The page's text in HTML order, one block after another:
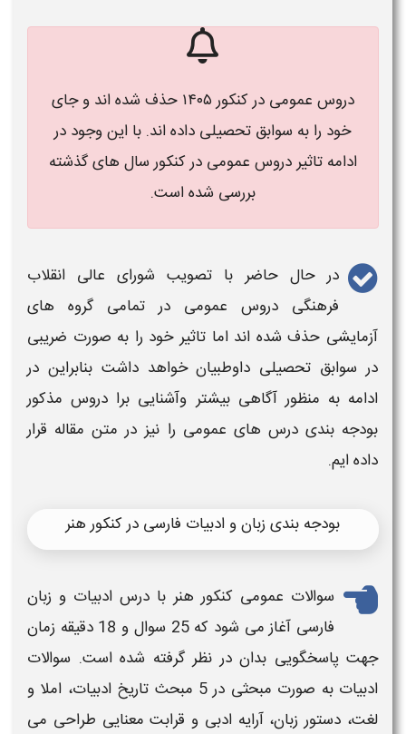
حذف شده اند و جای
داده اند. با این وجود در
در کنکور سال های گذشته
شورای عالی انقلاب
در تمامی گروه های
تاثیر خود را به صورت ضریبی
خواهد داشت بنابراین در
وآشنایی برا دروس مذکور
را نیز در متن مقاله قرار
فارسی در کنکور هنر
هنر با درس ادبیات و زبان
فارسی آغاز می شود که 25 سوال و 18 دقیقه زمان
نظر گرفته شده است. سوالات
ادبیات به صورت مبحثی در 5 مبحث تاریخ ادبیات، املا و
ادبی و قرابت معنایی طراحی می